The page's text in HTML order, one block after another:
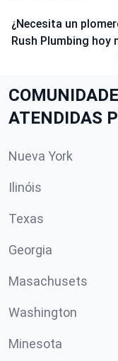
¿Necesita un
Rush Plumbing hoy
ATENDIDAS
Nueva York
Ilinóis
Texas
Georgia
Masachusets
Washington
Minesota